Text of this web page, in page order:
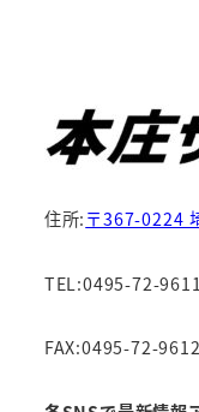
住所: 〒367-0224
TEL:0495-72-9611
FAX:0495-72-9612